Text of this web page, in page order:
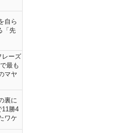
自ら
「先
レーズ
最も
マヤ
裏に
11勝4
ワケ